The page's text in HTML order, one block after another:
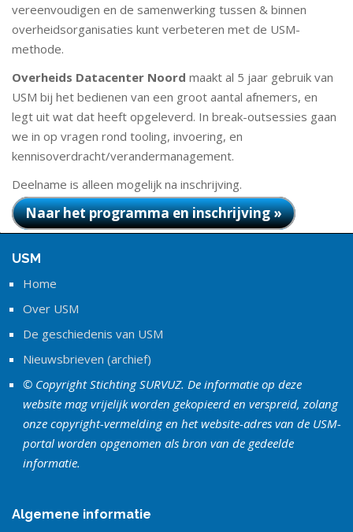
vereenvoudigen en de samenwerking tussen & binnen
overheidsorganisaties kunt verbeteren met de USM-
methode.
Overheids Datacenter Noord maakt al 5 jaar gebruik van
USM bij het bedienen van een groot aantal afnemers, en
legt uit wat dat heeft opgeleverd. In break-outsessies gaan
we in op vragen rond tooling, invoering, en
kennisoverdracht/verandermanagement.
Deelname is alleen mogelijk na inschrijving.
Naar het programma en inschrijving »
USM
Home
Over USM
De geschiedenis van USM
Nieuwsbrieven (archief)
© Copyright Stichting SURVUZ. De informatie op deze
website mag vrijelijk worden gekopieerd en verspreid, zolang
onze copyright-vermelding en het website-adres van de USM-
portal worden opgenomen als bron van de gedeelde
informatie.
Algemene informatie